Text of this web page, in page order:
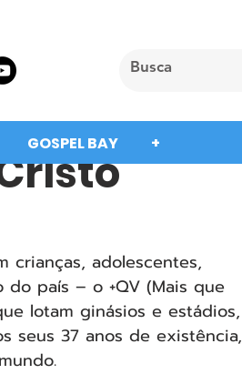
GOSPEL BAY +
crianças, adolescentes,
país – o +QV (Mais que
lotam ginásios e estádios,
seus 37 anos de existência,